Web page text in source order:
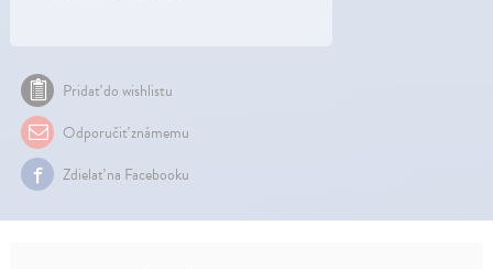
Pridať do wishlistu
Odporučiť známemu
Zdielať na Facebooku